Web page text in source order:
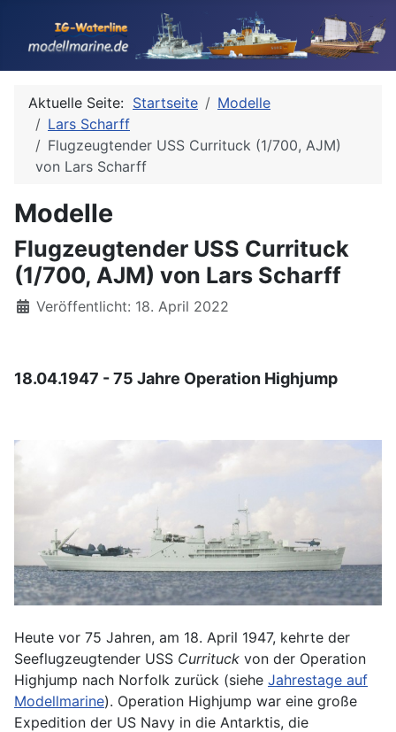
Aktuelle Seite: Startseite
Modelle
Lars Scharff
Flugzeugtender USS Currituck (1/700, AJM)
von Lars Scharff
Modelle
Flugzeugtender USS Currituck
(1/700, AJM) von Lars Scharff
Details
Veröffentlicht: 18. April 2022
18.04.1947 - 75 Jahre Operation Highjump
Heute vor 75 Jahren, am 18. April 1947, kehrte der
Seeflugzeugtender USS Currituck von der Operation
Highjump nach Norfolk zurück (siehe Jahrestage auf
Modellmarine). Operation Highjump war eine große
Expedition der US Navy in die Antarktis, die